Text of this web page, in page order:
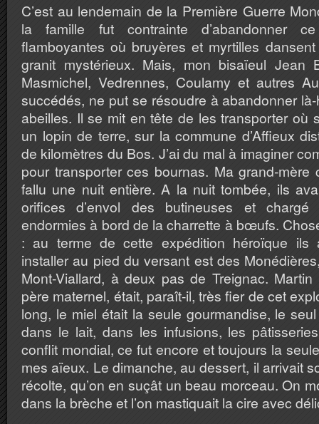
C’est au lendemain de la Première Guerre
la famille fut contrainte d’abandonner
flamboyantes où bruyères et myrtilles
granit mystérieux. Mais, mon bisaïeul Jean
Masmichel, Vedrennes, Coulamy et autres
succédés, ne put se résoudre à abandonner
abeilles. Il se mit en tête de les transporter où
un lopin de terre, sur la commune d’Affieux
de kilomètres du Bos. J’ai du mal à imaginer
pour transporter ces bournas. Ma grand-mère
fallu une nuit entière. A la nuit tombée, ils
orifices d’envol des butineuses et
endormies à bord de la charrette à bœufs.
: au terme de cette expédition héroïque ils
installer au pied du versant est des
Mont-Viallard, à deux pas de Treignac.
père maternel, était, paraît-il, très fier de cet
long, le miel était la seule gourmandise, le
dans le lait, dans les infusions, les
conflit mondial, ce fut encore et toujours la
mes aïeux. Le dimanche, au dessert, il arrivait
récolte, qu’on en suçât un beau morceau. On
dans la brèche et l’on mastiquait la cire avec